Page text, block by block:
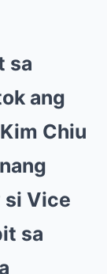
sa
ang
Chiu
si Vice
sa